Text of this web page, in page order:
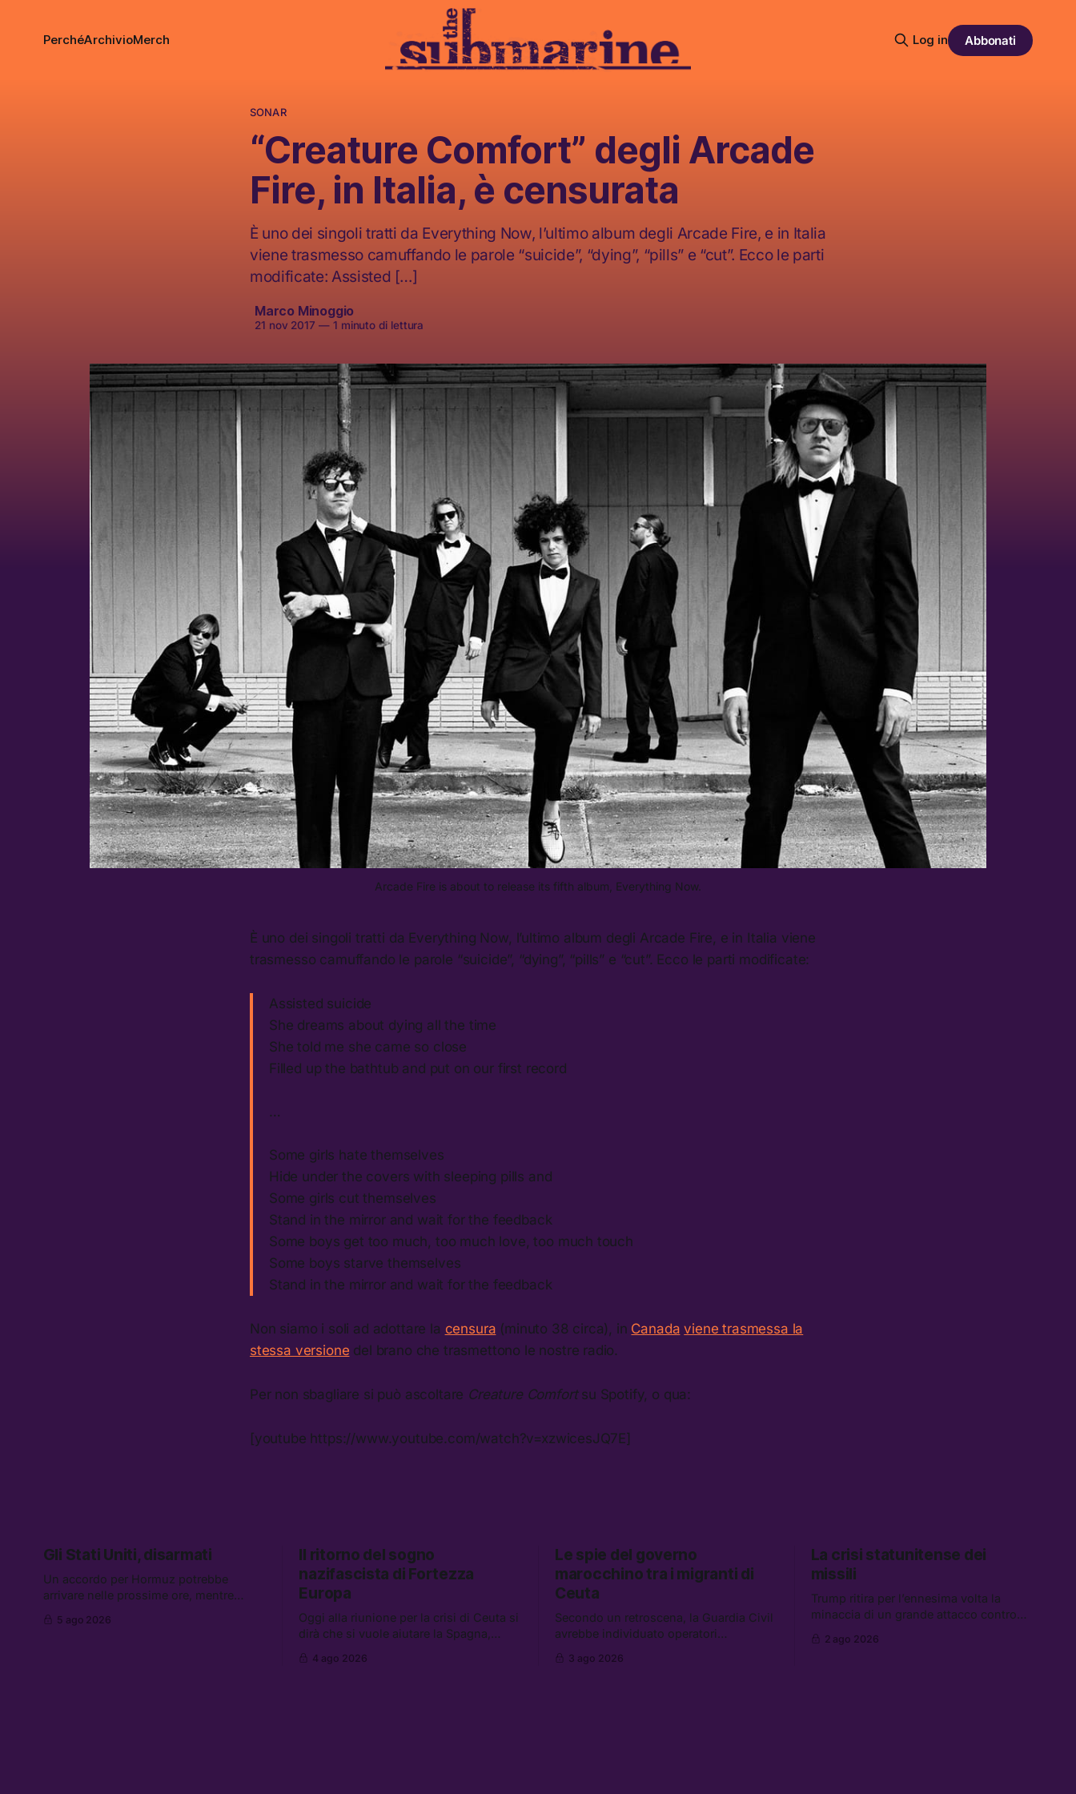
PerchéArchivioMerch Log in Abbonati
SONAR
“Creature Comfort” degli Arcade
Fire, in Italia, è censurata
È uno dei singoli tratti da Everything Now, l’ultimo album degli Arcade Fire, e in Italia
viene trasmesso camuffando le parole “suicide”, “dying”, “pills” e “cut”. Ecco le parti
modificate: Assisted […]
Marco Minoggio
21 nov 2017 —1 minuto di lettura
Arcade Fire is about to release its fifth album, Everything Now.
È uno dei singoli tratti da Everything Now, l’ultimo album degli Arcade Fire, e in Italia viene
trasmesso camuffando le parole “suicide”, “dying”, “pills” e “cut”. Ecco le parti modificate:
Assisted suicide
She dreams about dying all the time
She told me she came so close
Filled up the bathtub and put on our first record
…
Some girls hate themselves
Hide under the covers with sleeping pills and
Some girls cut themselves
Stand in the mirror and wait for the feedback
Some boys get too much, too much love, too much touch
Some boys starve themselves
Stand in the mirror and wait for the feedback
Non siamo i soli ad adottare la censura (minuto 38 circa), in Canada viene trasmessa la
stessa versione del brano che trasmettono le nostre radio.
Per non sbagliare si può ascoltare Creature Comfortsu Spotify, o qua:
[youtube https://www.youtube.com/watch?v=xzwicesJQ7E]
Gli Stati Uniti, disarmati
Un accordo per Hormuz potrebbe
arrivare nelle prossime ore, mentre
gli Stati Uniti come disarmati. Tra le
5 ago 2026
Il ritorno del sogno
nazifascista di Fortezza
Europa
Oggi alla riunione per la crisi di Ceuta si
dirà che si vuole aiutare la Spagna,
migranti. Tra le altre notizie:
4 ago 2026
Le spie del governo
marocchino tra i migranti di
Ceuta
Secondo un retroscena, la Guardia Civil
avrebbe individuato operatori
nell’incidente di Ceuta. Tra le altre
3 ago 2026
La crisi statunitense dei
missili
Trump ritira per l’ennesima volta la
minaccia di un grande attacco contro
l’aggressione della Spagna da parte
2 ago 2026